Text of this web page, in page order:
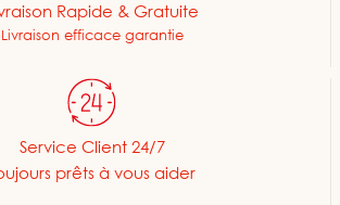
Rapide & Gratuite
Livraison efficace garantie
Service Client 24/7
prêts à vous aider